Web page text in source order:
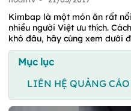
Kimbap là một món ăn rất
nhiều người Việt ưu thích.
khó đâu, hãy cùng xem dưới
Mục lục
LIÊN HỆ QUẢNG CÁO